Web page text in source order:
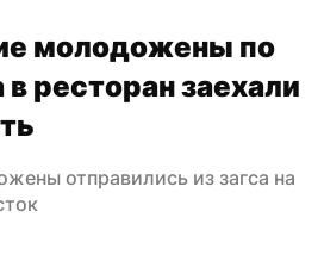
молодожены по
в ресторан заехали
отправились из загса на